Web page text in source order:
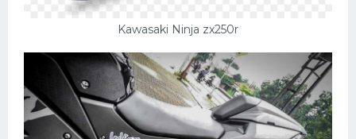
Kawasaki Ninja zx250r